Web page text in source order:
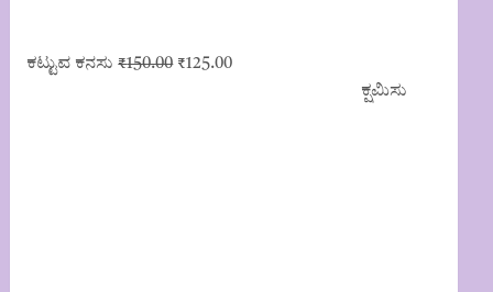
ಕಟ್ಟುವ ಕನಸು ₹150.00 Original
₹125.00Current
ಕ್ಷಮಿಸು